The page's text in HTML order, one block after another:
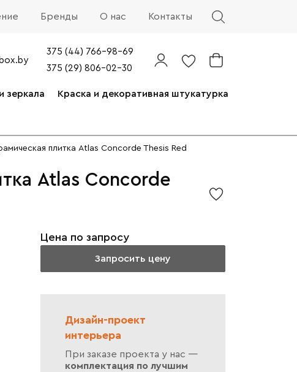
Бренды О нас Контакты
375 (44) 766-98-69
375 (29) 806-02-30
зеркала Краска и декоративная штукатурка
плитка Atlas Concorde Thesis Red
Atlas Concorde
Цена по запросу
Запросить цену
Дизайн-проект
интерьера
При заказе проекта у нас —
комплектация по лучшим